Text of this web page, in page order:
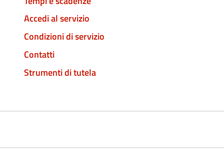
Accedi al servizio
Condizioni di servizio
Contatti
Strumenti di tutela